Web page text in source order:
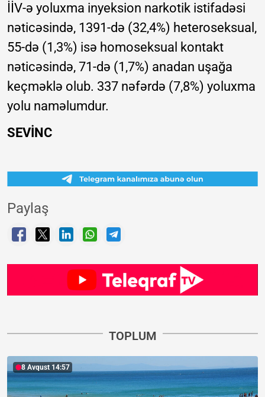
İİV-ə yoluxma inyeksion narkotik istifadəsi
nəticəsində, 1391-də (32,4%) heteroseksual,
55-də (1,3%) isə homoseksual kontakt
nəticəsində, 71-də (1,7%) anadan uşağa
keçməklə olub. 337 nəfərdə (7,8%) yoluxma
yolu naməlumdur.
SEVİNC
Paylaş
TOPLUM
8 Avqust 14:57